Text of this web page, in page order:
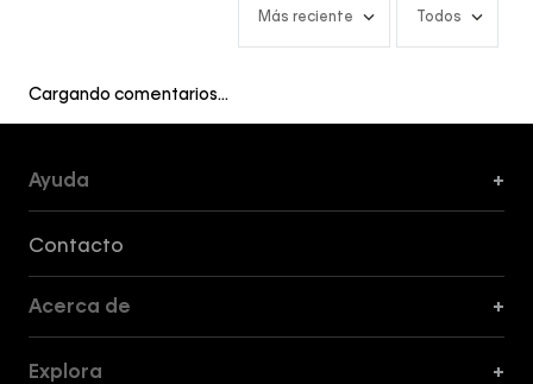
Más reciente Todos
Cargando comentarios…
Ayuda +
Contacto
Acerca de +
Explora +